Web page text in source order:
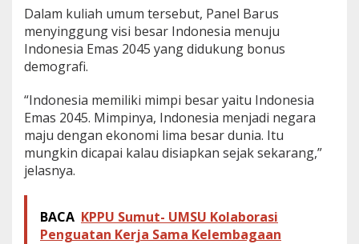
T
e
k
a
e
m
i
s
k
Dalam kuliah umum tersebut, Panel Barus
menyinggung visi besar Indonesia menuju
Indonesia Emas 2045 yang didukung bonus
demografi.
“Indonesia memiliki mimpi besar yaitu Indonesia
Emas 2045. Mimpinya, Indonesia menjadi negara
maju dengan ekonomi lima besar dunia. Itu
mungkin dicapai kalau disiapkan sejak sekarang,”
jelasnya.
BACA KPPU Sumut- UMSU Kolaborasi
Penguatan Kerja Sama Kelembagaan